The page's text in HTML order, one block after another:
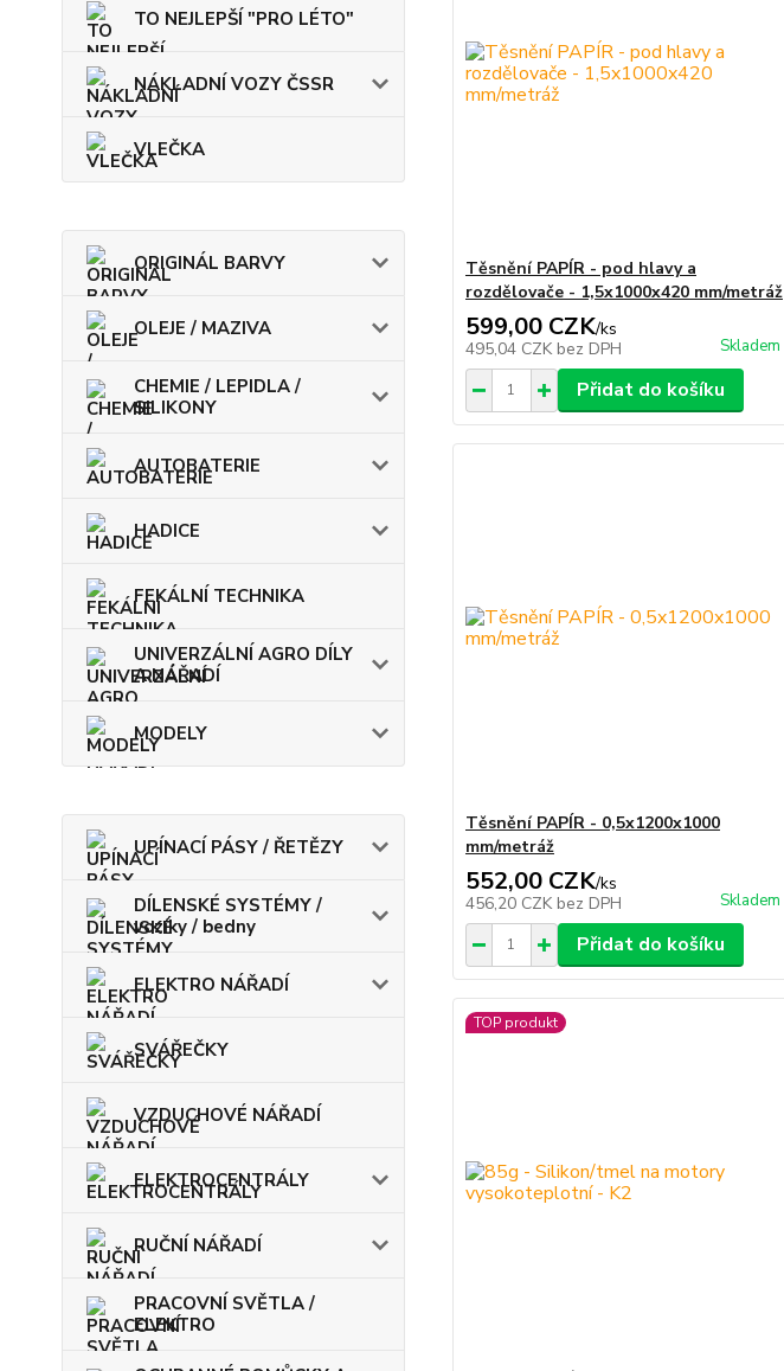
TO NEJLEPŠÍ "PRO LÉTO"
NÁKLADNÍ VOZY ČSSR
VLEČKA
ORIGINÁL BARVY
OLEJE / MAZIVA
CHEMIE / LEPIDLA /
SILIKONY
AUTOBATERIE
HADICE
FEKÁLNÍ TECHNIKA
UNIVERZÁLNÍ AGRO DÍLY
A NÁŘADÍ
MODELY
UPÍNACÍ PÁSY / ŘETĚZY
DÍLENSKÉ SYSTÉMY /
vozíky / bedny
ELEKTRO NÁŘADÍ
SVÁŘEČKY
VZDUCHOVÉ NÁŘADÍ
ELEKTROCENTRÁLY
RUČNÍ NÁŘADÍ
PRACOVNÍ SVĚTLA /
ELEKTRO
Těsnění PAPÍR - pod hlavy a
rozdělovače - 1,5x1000x420 mm/metráž
599,00 CZK/ks
495,04 CZK bez DPH Skladem
Přidat do košíku
Těsnění PAPÍR - 0,5x1200x1000
mm/metráž
552,00 CZK/ks
456,20 CZK bez DPH Skladem
Přidat do košíku
TOP produkt